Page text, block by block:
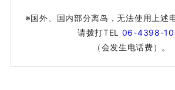
※国外、国内部分离岛，无法使用上述
请拨打TEL 06-4398-
（会发生电话费）。